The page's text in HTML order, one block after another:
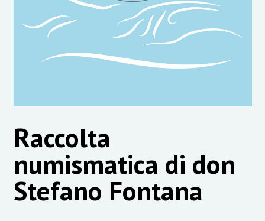
Raccolta
numismatica di don
Stefano Fontana